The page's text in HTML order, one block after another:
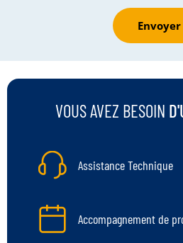
Envoyer
VOUS AVEZ BESOIN
Assistance Technique
Accompagnement de